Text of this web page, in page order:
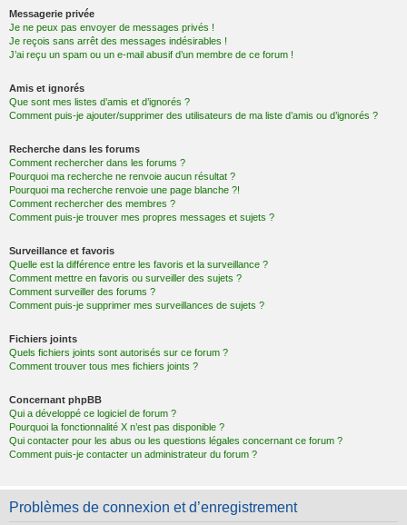
Messagerie privée
Je ne peux pas envoyer de messages privés !
Je reçois sans arrêt des messages indésirables !
J’ai reçu un spam ou un e-mail abusif d’un membre de ce forum !
Amis et ignorés
Que sont mes listes d’amis et d’ignorés ?
Comment puis-je ajouter/supprimer des utilisateurs de ma liste d’amis ou d’ignorés ?
Recherche dans les forums
Comment rechercher dans les forums ?
Pourquoi ma recherche ne renvoie aucun résultat ?
Pourquoi ma recherche renvoie une page blanche ?!
Comment rechercher des membres ?
Comment puis-je trouver mes propres messages et sujets ?
Surveillance et favoris
Quelle est la différence entre les favoris et la surveillance ?
Comment mettre en favoris ou surveiller des sujets ?
Comment surveiller des forums ?
Comment puis-je supprimer mes surveillances de sujets ?
Fichiers joints
Quels fichiers joints sont autorisés sur ce forum ?
Comment trouver tous mes fichiers joints ?
Concernant phpBB
Qui a développé ce logiciel de forum ?
Pourquoi la fonctionnalité X n’est pas disponible ?
Qui contacter pour les abus ou les questions légales concernant ce forum ?
Comment puis-je contacter un administrateur du forum ?
Problèmes de connexion et d’enregistrement